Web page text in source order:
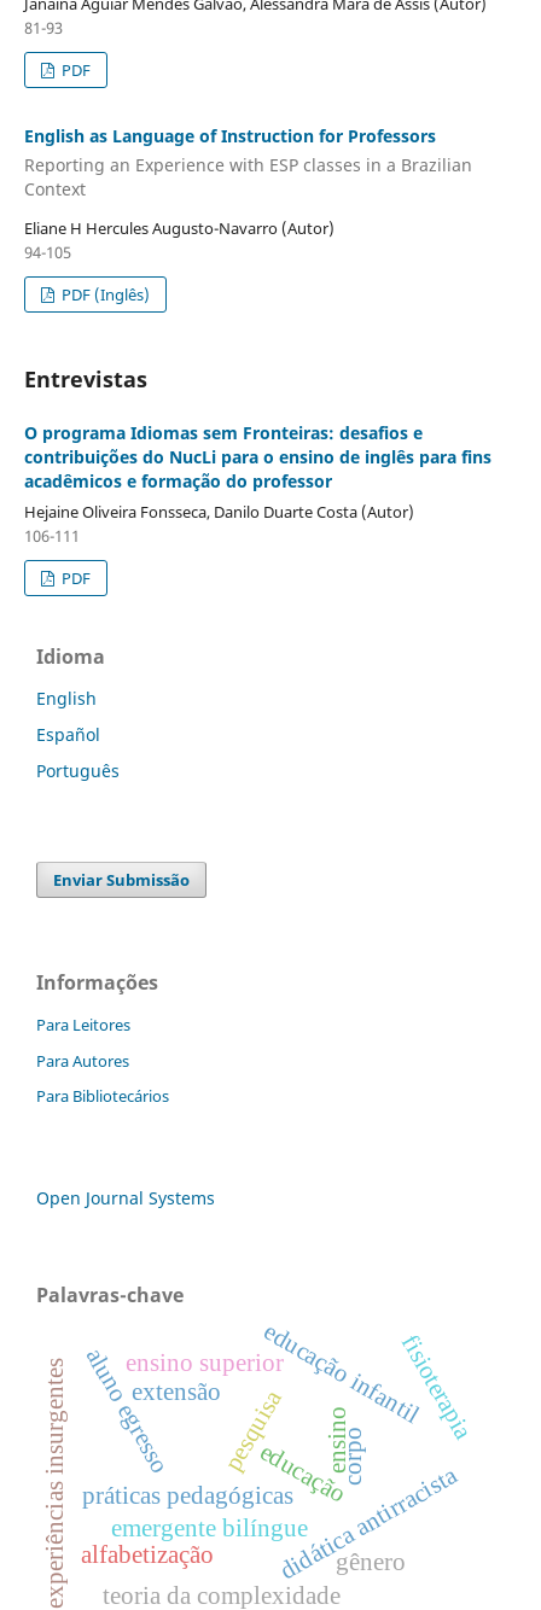
81-93
PDF
English as Language of Instruction for Professors
Reporting an Experience with ESP classes in a Brazilian
Context
Eliane H Hercules Augusto-Navarro (Autor)
94-105
PDF (Inglês)
Entrevistas
O programa Idiomas sem Fronteiras: desafios e
contribuições do NucLi para o ensino de inglês para fins
acadêmicos e formação do professor
Hejaine Oliveira Fonsseca, Danilo Duarte Costa (Autor)
106-111
PDF
Idioma
English
Español
Português
Enviar Submissão
Informações
Para Leitores
Para Autores
Para Bibliotecários
Open Journal Systems
Palavras-chave
educaçãocorpo
ensino
pesquisa
extensão
práticas pedagógicasdidática antirracista
experiências insurgentes educação infantil
ensino superior
aluno egresso fisioterapia
emergente bilíngue
teoria da complexidade
alfabetização gênero